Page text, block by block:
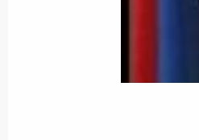
21 декабря